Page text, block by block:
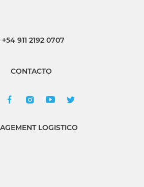
+54 911 2192 0707
CONTACTO
LOGISTICO